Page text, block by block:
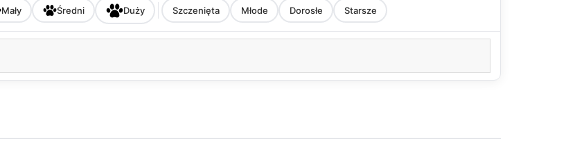
Mały Średni Duży Szczenięta Młode Dorosłe Starsze